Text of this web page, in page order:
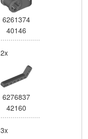
6261374
40146
2x
6276837
42160
3x